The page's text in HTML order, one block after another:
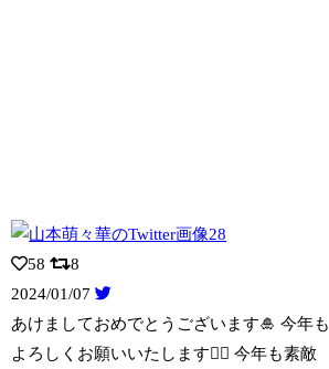
58
8
2024/01/07
あけましておめでとうございます🎍 今年も
よろしくお願いいたします🙇‍♀️ 今年も素敵